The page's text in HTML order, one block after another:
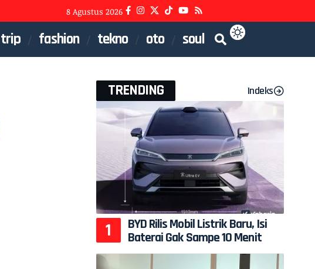
8 Agustus 2026
trip fashion tekno oto soul
TRENDING Indeks
BYD Rilis Mobil Listrik Baru, Isi
Baterai Gak Sampe 10 Menit